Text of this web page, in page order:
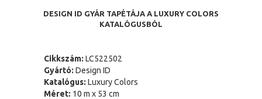
DESIGN ID GYÁR TAPÉTÁJA A LUXURY COLORS
KATALÓGUSBÓL
Cikkszám: LC522502
Gyártó: Design ID
Katalógus: Luxury Colors
Méret: 10 m x 53 cm